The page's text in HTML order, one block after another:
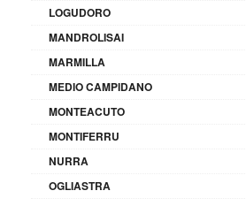
LOGUDORO
MANDROLISAI
MARMILLA
MEDIO CAMPIDANO
MONTEACUTO
MONTIFERRU
NURRA
OGLIASTRA